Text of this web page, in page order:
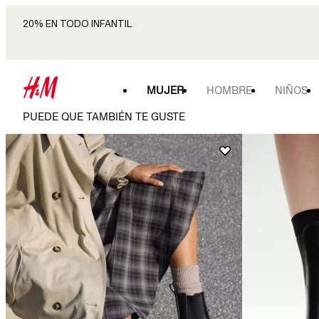
20% EN TODO INFANTIL
MUJER HOMBRE NIÑOS
PUEDE QUE TAMBIÉN TE GUSTE